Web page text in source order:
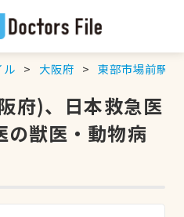
ル 大阪府 東部市場前駅
府)、日本救急医
の獣医・動物病